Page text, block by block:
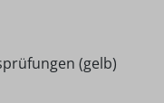
(gelb)